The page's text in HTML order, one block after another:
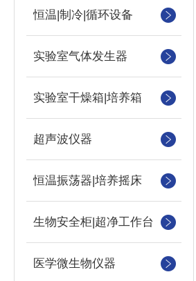
恒温|制冷|循环设备
实验室气体发生器
实验室干燥箱|培养箱
超声波仪器
恒温振荡器|培养摇床
生物安全柜|超净工作台
医学微生物仪器